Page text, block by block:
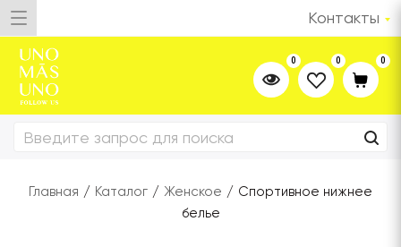
Контакты
0 0 0
Главная / Каталог / Женское / Спортивное нижнее
белье